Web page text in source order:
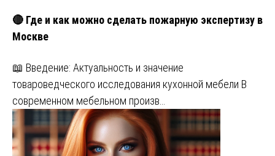
🔴 Где и как можно сделать пожарную экспертизу в
Москве
📖 Введение: Актуальность и значение
товароведческого исследования кухонной мебели В
современном мебельном произв…